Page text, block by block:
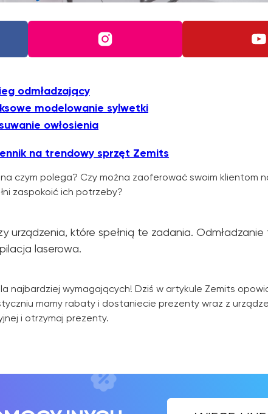
odmładzający
modelowanie sylwetki
owłosienia
na trendowy sprzęt Zemits
czym polega? Czy można zaoferować swoim klientom
zaspokoić ich potrzeby?
urządzenia, które spełnią te zadania.
laserowa.
najbardziej wymagających! Dziś w artykule Zemits
mamy rabaty i dostaniecie prezenty wraz z
i otrzymaj prezenty.